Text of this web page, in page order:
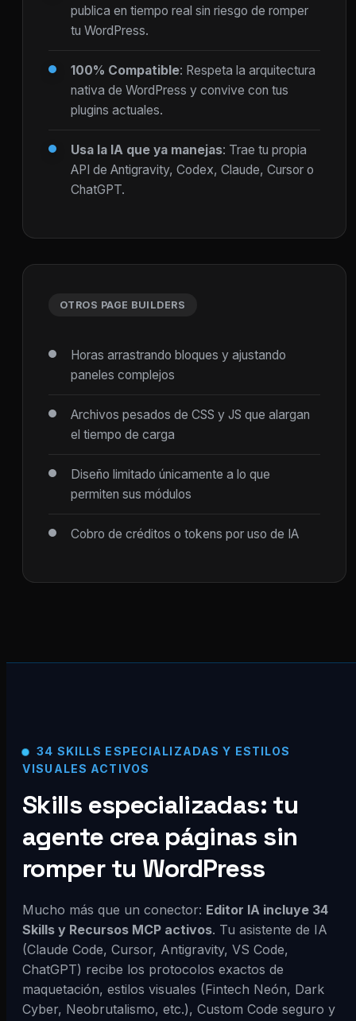
publica en tiempo real sin riesgo de romper
tu WordPress.
100% Compatible: Respeta la arquitectura
nativa de WordPress y convive con tus
plugins actuales.
Usa la IA que ya manejas: Trae tu propia
API de Antigravity, Codex, Claude, Cursor o
ChatGPT.
OTROS PAGE BUILDERS
Horas arrastrando bloques y ajustando
paneles complejos
Archivos pesados de CSS y JS que alargan
el tiempo de carga
Diseño limitado únicamente a lo que
permiten sus módulos
Cobro de créditos o tokens por uso de IA
34 SKILLS ESPECIALIZADAS Y ESTILOS
VISUALES ACTIVOS
Skills especializadas: tu
agente crea páginas sin
romper tu WordPress
Mucho más que un conector: Editor IA incluye 34
Skills y Recursos MCP activos. Tu asistente de IA
(Claude Code, Cursor, Antigravity, VS Code,
ChatGPT) recibe los protocolos exactos de
maquetación, estilos visuales (Fintech Neón, Dark
Cyber, Neobrutalismo, etc.), Custom Code seguro y